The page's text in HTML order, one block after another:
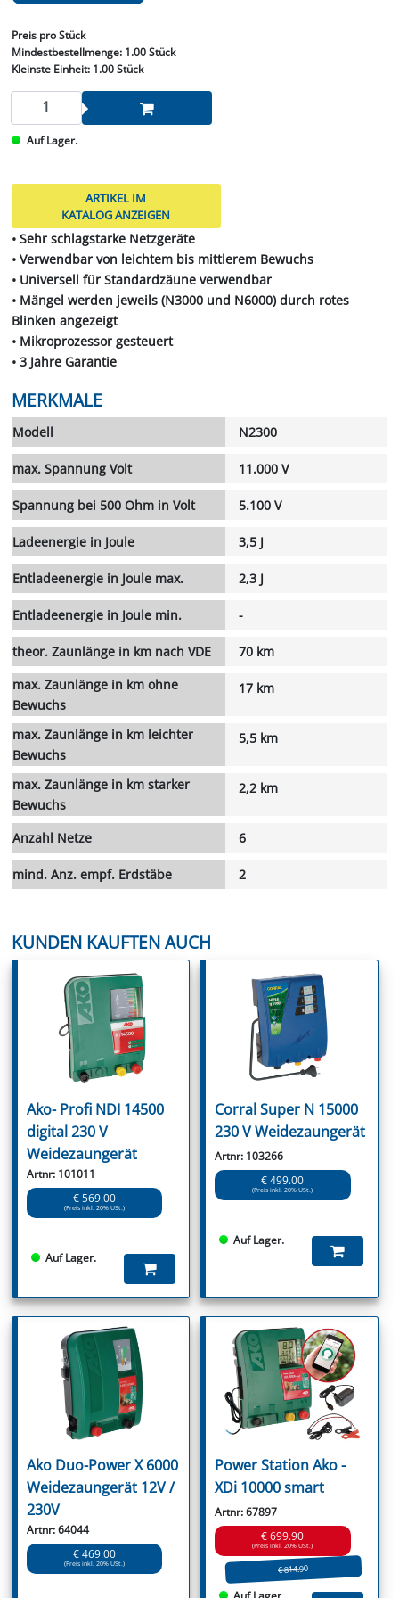
Preis pro Stück
Mindestbestellmenge: 1.00 Stück
Kleinste Einheit:1.00 Stück
Auf Lager.
ARTIKEL IM
KATALOG ANZEIGEN
• Sehr schlagstarke Netzgeräte
• Verwendbar von leichtem bis mittlerem Bewuchs
• Universell für Standardzäune verwendbar
• Mängel werden jeweils (N3000 und N6000) durch rotes
Blinken angezeigt
• Mikroprozessor gesteuert
• 3 Jahre Garantie
MERKMALE
Modell N2300
max. Spannung Volt 11.000 V
Spannung bei 500 Ohm in Volt 5.100 V
Ladeenergie in Joule 3,5 J
Entladeenergie in Joule max. 2,3 J
Entladeenergie in Joule min. -
theor. Zaunlänge in km nach VDE
70 km
max. Zaunlänge in km ohne
Bewuchs
17 km
max. Zaunlänge in km leichter
Bewuchs
5,5 km
max. Zaunlänge in km starker
Bewuchs
2,2 km
Anzahl Netze 6
mind. Anz. empf. Erdstäbe 2
KUNDEN KAUFTEN AUCH
Ako- Profi NDI 14500
digital 230 V
Weidezaungerät
Artnr: 101011
€ 569.00
(Preis inkl. 20% USt.)
Auf Lager.
Corral Super N 15000
230 V Weidezaungerät
Artnr: 103266
€ 499.00
(Preis inkl. 20% USt.)
Auf Lager.
Ako Duo-Power X 6000
Weidezaungerät 12V /
230V
Artnr: 64044
€ 469.00
(Preis inkl. 20% USt.)
Power Station Ako -
XDi 10000 smart
Artnr: 67897
€ 699.90
(Preis inkl. 20% USt.)
€ 814.90